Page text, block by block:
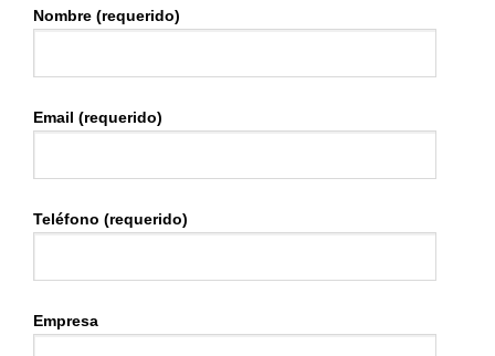
Nombre (requerido)
Email (requerido)
Teléfono (requerido)
Empresa